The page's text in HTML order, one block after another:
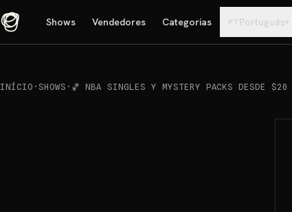
Shows Vendedores Categorias PTPortuguês▾
INÍCIO · SHOWS · 🏀 NBA SINGLES Y MYSTERY PACKS DESDE